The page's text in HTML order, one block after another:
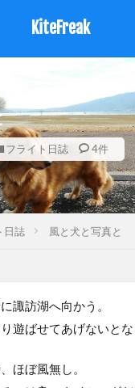
KiteFreak
フライト日誌 4件
日誌 風と犬と写真と
諏訪湖へ向かう。
遊ばせてあげないとな
ほぼ風無し。